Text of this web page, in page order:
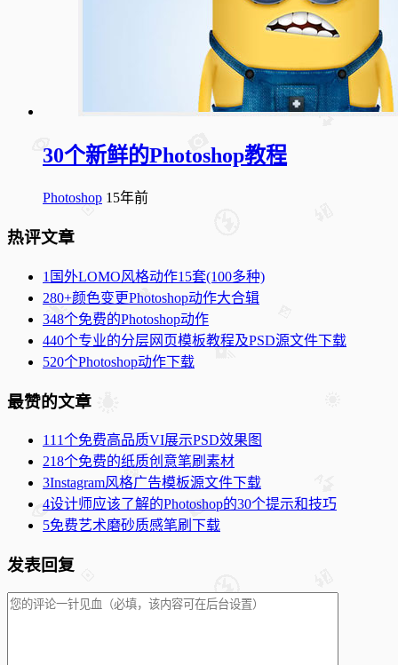
30个新鲜的Photoshop教程
Photoshop 15年前
热评文章
1 国外LOMO风格动作15套(100多种)
280+颜色变更Photoshop动作大合辑
348个免费的Photoshop动作
440个专业的分层网页模板教程及PSD源文件下载
520个Photoshop动作下载
最赞的文章
1 11个免费高品质VI展示PSD效果图
218个免费的纸质创意笔刷素材
3Instagram风格广告模板源文件下载
4设计师应该了解的Photoshop的30个提示和技巧
5免费艺术磨砂质感笔刷下载
发表回复